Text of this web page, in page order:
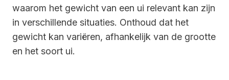
waarom het gewicht van een ui relevant kan zijn
in verschillende situaties. Onthoud dat het
gewicht kan variëren, afhankelijk van de grootte
en het soort ui.